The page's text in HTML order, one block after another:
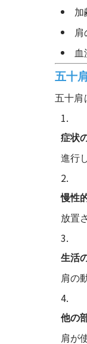
加
肩
血
五十
五十肩
症状
進行
慢性
放置
生活
肩の
他の
肩が